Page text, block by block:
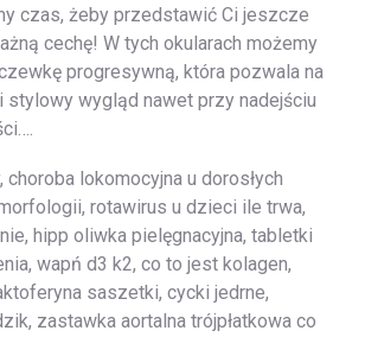
czas, żeby przedstawić Ci jeszcze
cechę! W tych okularach możemy
progresywną, która pozwala na
wygląd nawet przy nadejściu
choroba lokomocyjna u dorosłych
rotawirus u dzieci ile trwa,
hipp oliwka pielęgnacyjna, tabletki
wapń d3 k2, co to jest kolagen,
saszetki, cycki jedrne,
zastawka aortalna trójpłatkowa co